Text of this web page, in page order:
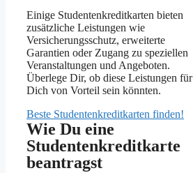
Einige Studentenkreditkarten bieten
zusätzliche Leistungen wie
Versicherungsschutz, erweiterte
Garantien oder Zugang zu speziellen
Veranstaltungen und Angeboten.
Überlege Dir, ob diese Leistungen für
Dich von Vorteil sein könnten.
Beste Studentenkreditkarten finden!
Wie Du eine
Studentenkreditkarte
beantragst